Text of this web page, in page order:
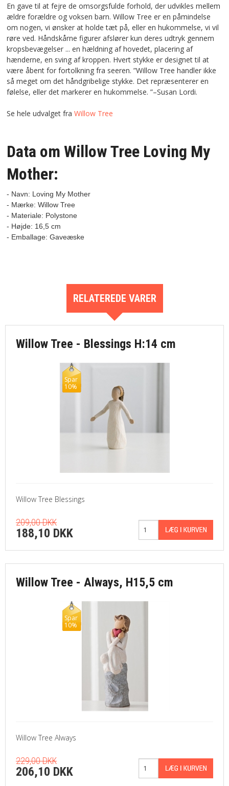
En gave til at fejre de omsorgsfulde forhold, der udvikles mellem
ældre forældre og voksen barn. Willow Tree er en påmindelse
om nogen, vi ønsker at holde tæt på, eller en hukommelse, vi vil
røre ved. Håndskårne figurer afslører kun deres udtryk gennem
kropsbevægelser ... en hældning af hovedet, placering af
hænderne, en sving af kroppen. Hvert stykke er designet til at
være åbent for fortolkning fra seeren. ”Willow Tree handler ikke
så meget om det håndgribelige stykke. Det repræsenterer en
følelse, eller det markerer en hukommelse. ”–Susan Lordi.
Se hele udvalget fra Willow Tree
Data om Willow Tree Loving My
Mother:
- Navn: Loving My Mother
- Mærke: Willow Tree
- Materiale: Polystone
- Højde: 16,5 cm
- Emballage: Gaveæske
RELATEREDE VARER
Willow Tree - Blessings H:14 cm
Spar
10%
Willow Tree Blessings
209,00 DKK
188,10 DKK
Willow Tree - Always, H15,5 cm
Spar
10%
Willow Tree Always
229,00 DKK
206,10 DKK